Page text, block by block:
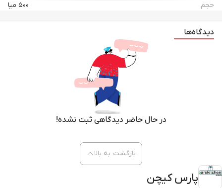
حجم
۵۰۰ میا
دیدگاه‌ها
در حال حاضر دیدگاهی ثبت نشده!
پارس کیچن
بازگشت به بالا